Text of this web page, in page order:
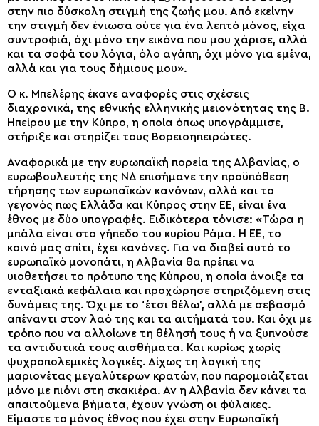
στην πιο δύσκολη στιγμή της ζωής μου. Από εκείνην
την στιγμή δεν ένιωσα ούτε για ένα λεπτό μόνος, είχα
συντροφιά, όχι μόνο την εικόνα που μου χάρισε, αλλά
και τα σοφά του λόγια, όλο αγάπη, όχι μόνο για εμένα,
αλλά και για τους δήμιους μου».
Ο κ. Μπελέρης έκανε αναφορές στις σχέσεις
διαχρονικά, της εθνικής ελληνικής μειονότητας της Β.
Ηπείρου με την Κύπρο, η οποία όπως υπογράμμισε,
στήριξε και στηρίζει τους Βορειοηπειρώτες.
Αναφορικά με την ευρωπαϊκή πορεία της Αλβανίας, ο
ευρωβουλευτής της ΝΔ επισήμανε την προϋπόθεση
τήρησης των ευρωπαϊκών κανόνων, αλλά και το
γεγονός πως Ελλάδα και Κύπρος στην ΕΕ, είναι ένα
έθνος με δύο υπογραφές. Ειδικότερα τόνισε: «Τώρα η
μπάλα είναι στο γήπεδο του κυρίου Ράμα. Η ΕΕ, το
κοινό μας σπίτι, έχει κανόνες. Για να διαβεί αυτό το
ευρωπαϊκό μονοπάτι, η Αλβανία θα πρέπει να
υιοθετήσει το πρότυπο της Κύπρου, η οποία άνοιξε τα
ενταξιακά κεφάλαια και προχώρησε στηριζόμενη στις
δυνάμεις της. Όχι με το ‘έτσι θέλω’, αλλά με σεβασμό
απέναντι στον λαό της και τα αιτήματά του. Και όχι με
τρόπο που να αλλοίωνε τη θέλησή τους ή να ξυπνούσε
τα αντιδυτικά τους αισθήματα. Και κυρίως χωρίς
ψυχροπολεμικές λογικές. Δίχως τη λογική της
μαριονέτας μεγαλύτερων κρατών, που παρομοιάζεται
μόνο με πιόνι στη σκακιέρα. Αν η Αλβανία δεν κάνει τα
απαιτούμενα βήματα, έχουν γνώση οι φύλακες.
Είμαστε το μόνος έθνος που έχει στην Ευρωπαϊκή